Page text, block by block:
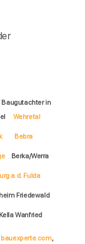
in
Wehretal
Bebra
Berka/Werra
a.d. Fulda
Friedewald
Kella Wanfried
bauexperte.com,